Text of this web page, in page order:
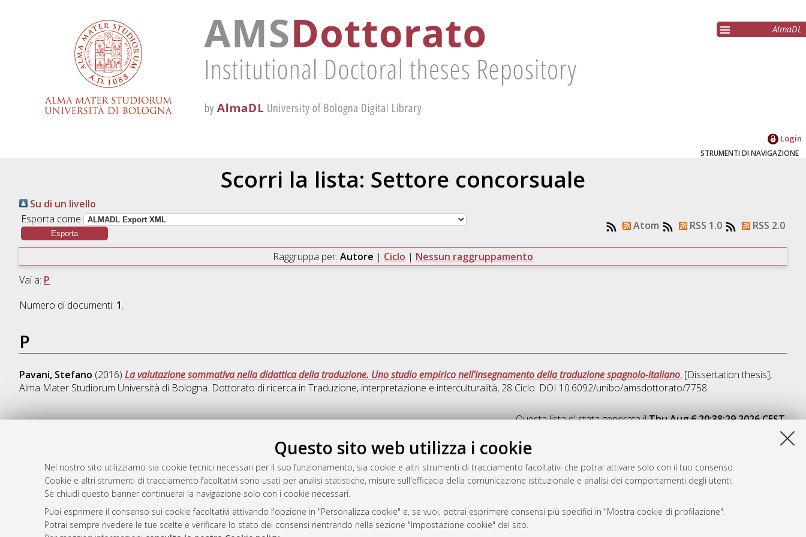
Questo sito web utilizza i cookie
Nel nostro sito utilizziamo sia cookie tecnici necessari per il suo funzionamento, sia cookie e altri strumenti di tracciamento facoltativi che potrai attivare solo con il tuo consenso.
Cookie e altri strumenti di tracciamento facoltativi sono usati per analisi statistiche, misure sull'efficacia della comunicazione istituzionale e analisi dei comportamenti degli utenti.
Se chiudi questo banner continuerai la navigazione solo con i cookie necessari.
Puoi esprimere il consenso sui cookie facoltativi attivando l'opzione in "Personalizza cookie" e, se vuoi, potrai esprimere consensi più specifici in "Mostra cookie di profilazione".
Potrai sempre rivedere le tue scelte e verificare lo stato dei consensi rientrando nella sezione "Impostazione cookie" del sito.
AlmaDL
Login
STRUMENTI DI NAVIGAZIONE
Scorri la lista: Settore concorsuale
Su di un livello
Esporta come
Atom RSS 1.0 RSS 2.0
Raggruppa per: Autore | Ciclo | Nessun raggruppamento
Vai a: P
Numero di documenti: 1.
P
Pavani, Stefano (2016) La valutazione sommativa nella didattica della traduzione. Uno studio empirico nell'insegnamento della traduzione spagnolo-italiano, [Dissertation thesis],
Alma Mater Studiorum Università di Bologna. Dottorato di ricerca in Traduzione, interpretazione e interculturalità, 28 Ciclo. DOI 10.6092/unibo/amsdottorato/7758.
Questa lista e' stata generata ilThu Aug 6 20:38:29 2026 CEST.
Rss 1.0
Rss 2.0
AMS Dottorato
ISSN: 2038-7946
Servizio implementato e gestito daAlmaDL
Impostazioni Cookie
Informativa sulla privacy
Condizioni d’uso del sito